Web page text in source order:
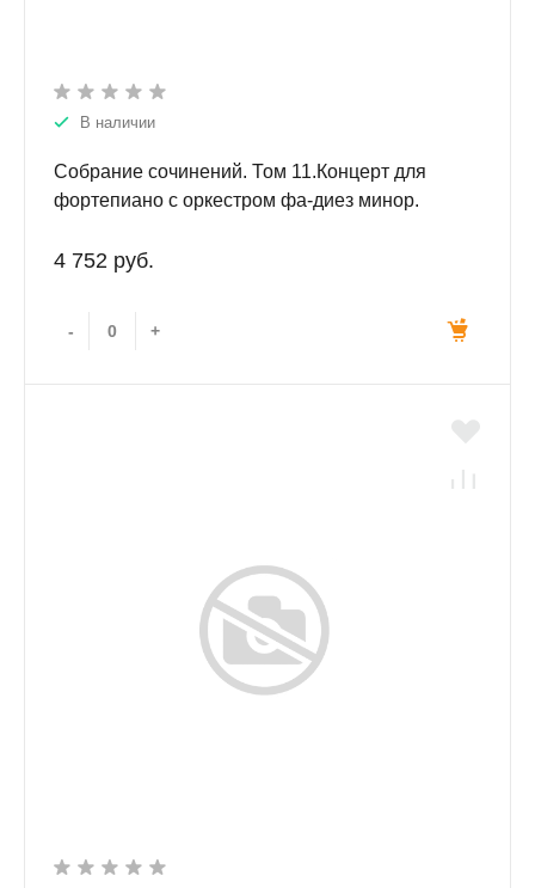
В наличии
Собрание сочинений. Том 11.Концерт для
фортепиано с оркестром фа-диез минор.
4 752 руб.
- +